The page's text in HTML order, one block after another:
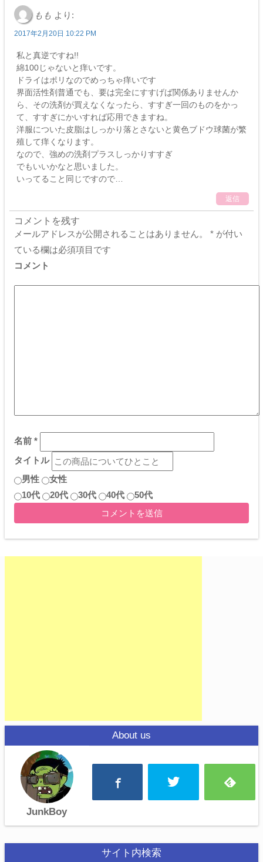
もも より:
2017年2月20日 10:22 PM
私と真逆ですね!!
綿100じゃないと痒いです。
ドライはポリなのでめっちゃ痒いです
界面活性剤普通でも、要は完全にすすげば関係ありませんか
ら、その洗剤が買えなくなったら、すすぎ一回のものをかっ
て、すすぎにかいすれば応用できますね。
洋服についた皮脂はしっかり落とさないと黄色ブドウ球菌が繁
殖して痒くなります。
なので、強めの洗剤プラスしっかりすすぎ
でもいいかなと思いました。
いってること同じですので…
返信
コメントを残す
メールアドレスが公開されることはありません。
* が付い
ている欄は必須項目です
コメント
名前 *
タイトル
男性
女性
10代
20代 30代 40代 50代
About us
JunkBoy
サイト内検索